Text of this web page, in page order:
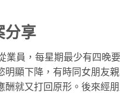
分享
業員，每星期最少有四晚
明顯下降，有時同女朋友
酬就又打回原形。後來經